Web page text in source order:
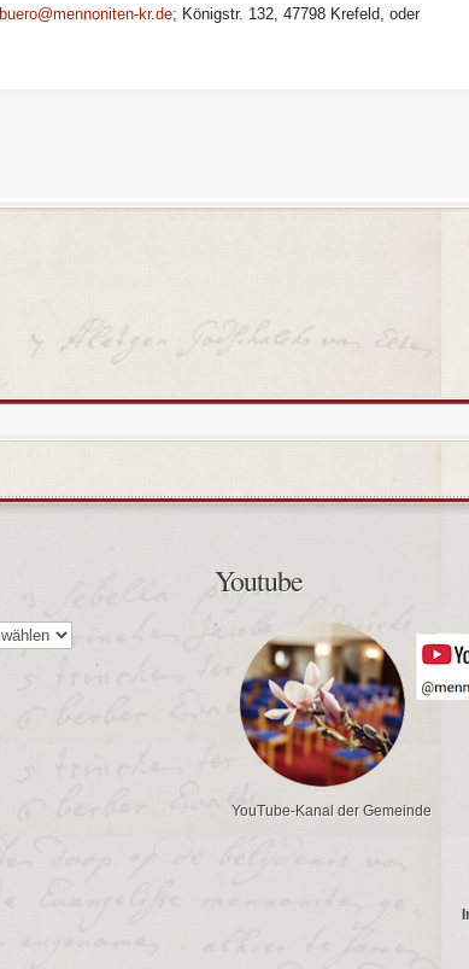
buero@mennoniten-kr.de; Königstr. 132, 47798 Krefeld, oder
Youtube
YouTube-Kanal der Gemeinde